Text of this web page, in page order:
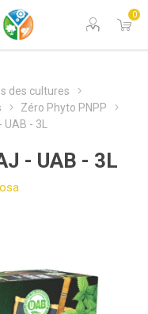
0
des cultures
Zéro Phyto PNPP
- 3L
- UAB - 3L